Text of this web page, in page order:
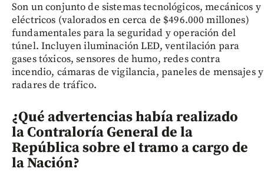
Son un conjunto de sistemas tecnológicos, mecánicos y
eléctricos (valorados en cerca de $496.000 millones)
fundamentales para la seguridad y operación del
túnel. Incluyen iluminación LED, ventilación para
gases tóxicos, sensores de humo, redes contra
incendio, cámaras de vigilancia, paneles de mensajes y
radares de tráfico.
¿Qué advertencias había realizado
la Contraloría General de la
República sobre el tramo a cargo de
la Nación?